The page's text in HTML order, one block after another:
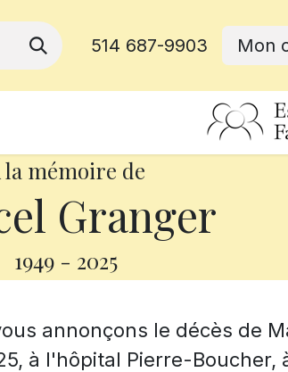
514 687-9903 Mon
la mémoire de
Granger
1949 - 2025
annonçons le décès de
à l'hôpital Pierre-Boucher,